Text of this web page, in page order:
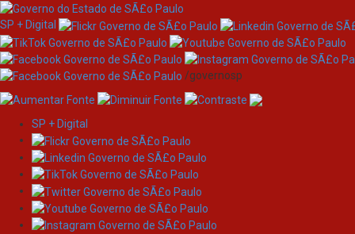
Skip
navigation
SP + Digital
/governosp
SP + Digital
Search